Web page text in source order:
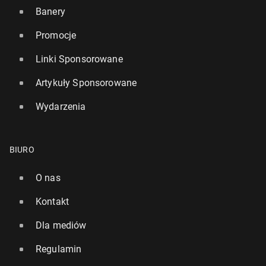
Banery
Promocje
Linki Sponsorowane
Artykuły Sponsorowane
Wydarzenia
BIURO
O nas
Kontakt
Dla mediów
Regulamin